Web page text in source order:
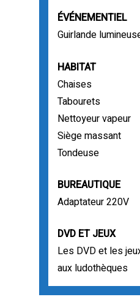
ÉVÉNEMENTIEL
Guirlande
HABITAT
Chaises
Tabourets
Nettoyeur vapeur
Siège massant
Tondeuse
BUREAUTIQUE
Adaptateur 220V
DVD ET JEUX
Les DVD et les
aux ludothèques